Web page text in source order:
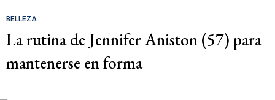
BELLEZA
La rutina de Jennifer Aniston (57) para
mantenerse en forma